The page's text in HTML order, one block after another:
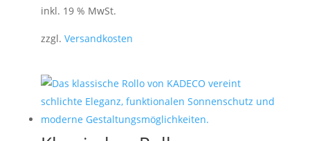
inkl. 19 % MwSt.
zzgl. Versandkosten